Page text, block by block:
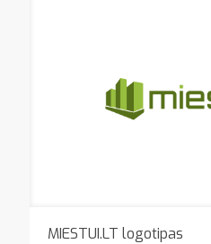
MIESTUI.LT logotipas